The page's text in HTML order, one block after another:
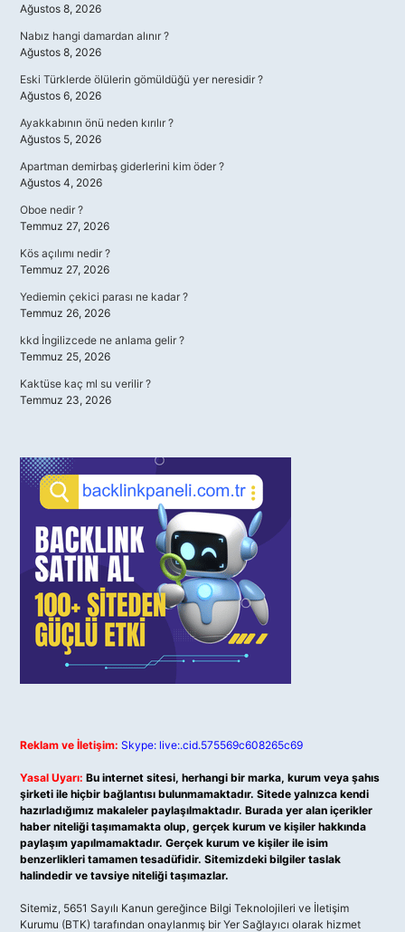
Ağustos 8, 2026
Nabız hangi damardan alınır ?
Ağustos 8, 2026
Eski Türklerde ölülerin gömüldüğü yer neresidir ?
Ağustos 6, 2026
Ayakkabının önü neden kırılır ?
Ağustos 5, 2026
Apartman demirbaş giderlerini kim öder ?
Ağustos 4, 2026
Oboe nedir ?
Temmuz 27, 2026
Kös açılımı nedir ?
Temmuz 27, 2026
Yediemin çekici parası ne kadar ?
Temmuz 26, 2026
kkd İngilizcede ne anlama gelir ?
Temmuz 25, 2026
Kaktüse kaç ml su verilir ?
Temmuz 23, 2026
Reklam ve İletişim: Skype: live:.cid.575569c608265c69
Yasal Uyarı: Bu internet sitesi, herhangi bir marka, kurum veya şahıs
şirketi ile hiçbir bağlantısı bulunmamaktadır. Sitede yalnızca kendi
hazırladığımız makaleler paylaşılmaktadır. Burada yer alan içerikler
haber niteliği taşımamakta olup, gerçek kurum ve kişiler hakkında
paylaşım yapılmamaktadır. Gerçek kurum ve kişiler ile isim
benzerlikleri tamamen tesadüfidir. Sitemizdeki bilgiler taslak
halindedir ve tavsiye niteliği taşımazlar.
Sitemiz, 5651 Sayılı Kanun gereğince Bilgi Teknolojileri ve İletişim
Kurumu (BTK) tarafından onaylanmış bir Yer Sağlayıcı olarak hizmet